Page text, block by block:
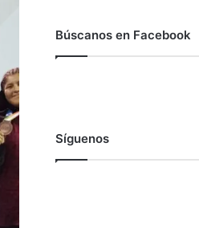
Búscanos en Facebook
Síguenos